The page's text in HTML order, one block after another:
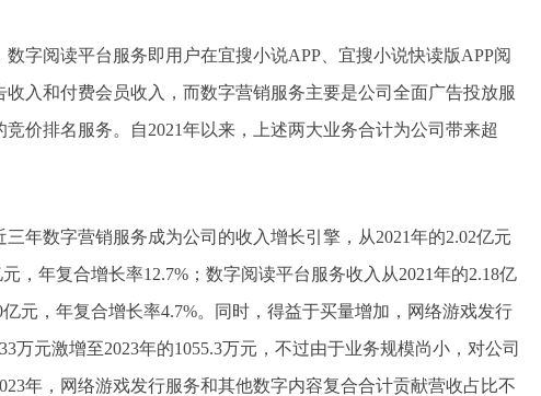
数字阅读平台服务即用户在宜搜小说APP、宜搜小说快读版APP阅
收入和付费会员收入，而数字营销服务主要是公司全面广告投放服
价排名服务。自2021年以来，上述两大业务合计为公司带来超
三年数字营销服务成为公司的收入增长引擎，从2021年的2.02亿元
，年复合增长率12.7%；数字阅读平台服务收入从2021年的2.18亿
亿元，年复合增长率4.7%。同时，得益于买量增加，网络游戏发行
万元激增至2023年的1055.3万元，不过由于业务规模尚小，对公司
年，网络游戏发行服务和其他数字内容复合合计贡献营收占比不